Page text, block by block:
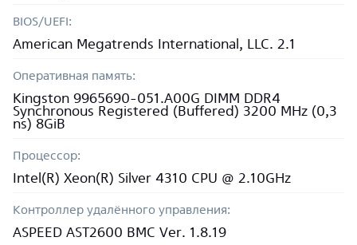
BIOS/UEFI:
American Megatrends International, LLC. 2.1
Оперативная память:
Kingston 9965690-051.A00G DIMM DDR4
Synchronous Registered (Buffered) 3200 MHz (0,3
ns) 8GiB
Процессор:
Intel(R) Xeon(R) Silver 4310 CPU @ 2.10GHz
Контроллер удалённого управления:
ASPEED AST2600 BMC Ver. 1.8.19